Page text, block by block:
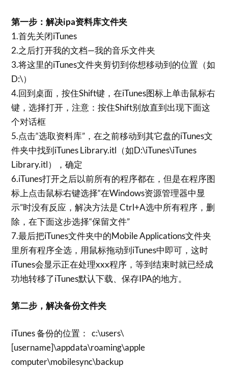
第一步：解决ipa资料库文件夹
1.首先关闭iTunes
2.之后打开我的文档—我的音乐文件夹
3.将这里的iTunes文件夹剪切到你想移动到的位置（如
D:\）
4.回到桌面，按住Shift键，在iTunes图标上单击鼠标右
键，选择打开，注意：按住Shift别放直到出现下面这
个对话框
5.点击“选取资料库”，在之前移动到其它盘的iTunes文
件夹中找到iTunes Library.itl（如D:\iTunes\iTunes
Library.itl），确定
6.iTunes打开之后以前所有的程序都在，但是在程序图
标上点击鼠标右键选择“在Windows资源管理器中显
示”时没有反应，解决方法是 Ctrl+A选中所有程序，删
除，在下面这步选择“保留文件”
7.最后把iTunes文件夹中的Mobile Applications文件夹
里所有程序全选，用鼠标拖动到iTunes中即可，这时
iTunes会显示正在处理xxx程序，等到结束时就已经成
功地转移了iTunes默认下载、保存IPA的地方。
第二步，解决备份文件夹
iTunes 备份的位置： c:\users\
[username]\appdata\roaming\apple
computer\mobilesync\backup